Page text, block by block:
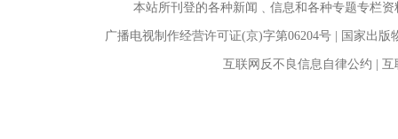
本站所刊登的各种新闻﹑信息和各种专题专栏
广播电视制作经营许可证(京)字第06204号 | 国家出
互联网反不良信息自律公约 |